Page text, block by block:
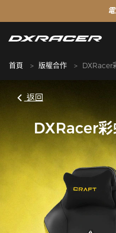
首頁 版權合作 DXRacer
返回
DXRacer彩